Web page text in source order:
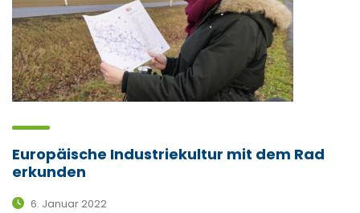
Europäische Industriekultur mit dem Rad
erkunden
6. Januar 2022